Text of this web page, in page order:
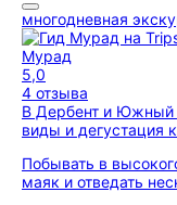
многодневная
Мурад
5,0
4 отзыва
В Дербент и Южный
виды и дегустация
Побывать в
маяк и отведать